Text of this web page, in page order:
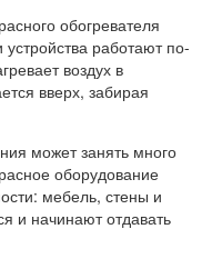
обогревателя
работают по-
воздух в
вверх, забирая
может занять много
оборудование
мебель, стены и
и начинают отдавать